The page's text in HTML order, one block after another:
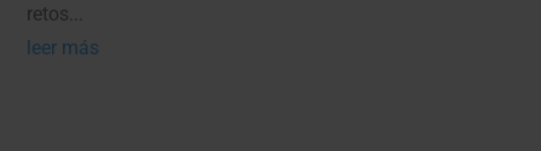
retos...
leer más